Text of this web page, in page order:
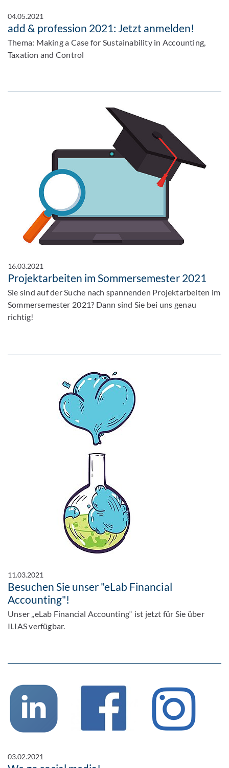
04.05.2021
add & profession 2021: Jetzt anmelden!
Thema: Making a Case for Sustainability in Accounting,
Taxation and Control
16.03.2021
Projektarbeiten im Sommersemester 2021
Sie sind auf der Suche nach spannenden Projektarbeiten im
Sommersemester 2021? Dann sind Sie bei uns genau
richtig!
11.03.2021
Besuchen Sie unser "eLab Financial
Accounting"!
Unser „eLab Financial Accounting“ ist jetzt für Sie über
ILIAS verfügbar.
03.02.2021